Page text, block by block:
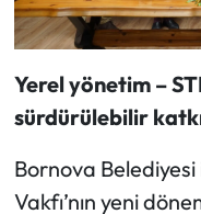
Yerel yönetim –
sürdürülebilir
Bornova
Vakfı’nın yeni